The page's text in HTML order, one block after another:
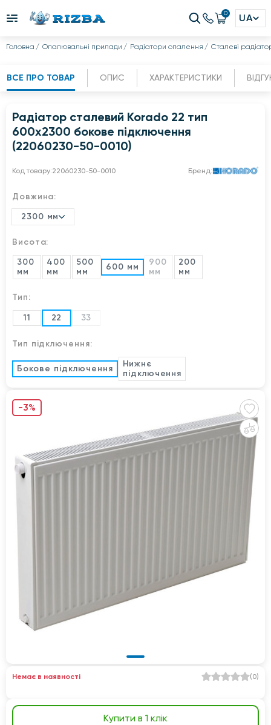
0 UA
Головна Опалювальні прилади Радіатори опалення Сталеві
ВСЕ ПРО ТОВАР ОПИС ХАРАКТЕРИСТИКИ
Радіатор сталевий Korado 22 тип
600x2300 бокове підключення
(22060230-50-0010)
Код товару:22060230-50-0010 Бренд:
Довжина:
2300 мм
Висота:
300
мм
400
мм
500
мм
600 мм
900
мм
200
мм
Тип:
11
22 33
Тип підключення:
Бокове підключення
Нижнє
підключення
-3%
Немає в наявності (0)
Купити в 1 клік